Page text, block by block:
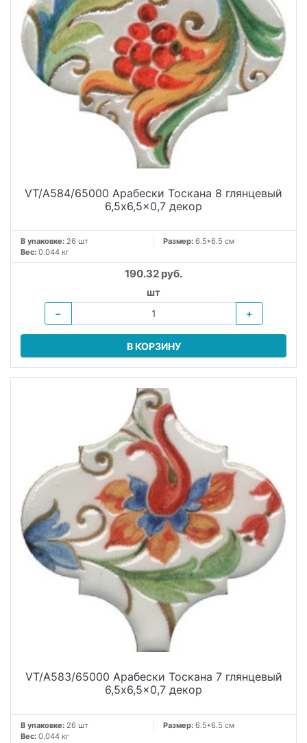
VT/A584/65000 Арабески Тоскана 8 глянцевый
6,5x6,5x0,7 декор
В упаковке: 26 шт Размер: 6.5*6.5 см
Вес: 0.044 кг
190.32 руб.
шт
−
+
В КОРЗИНУ
VT/A583/65000 Арабески Тоскана 7 глянцевый
6,5x6,5x0,7 декор
В упаковке: 26 шт Размер: 6.5*6.5 см
Вес: 0.044 кг